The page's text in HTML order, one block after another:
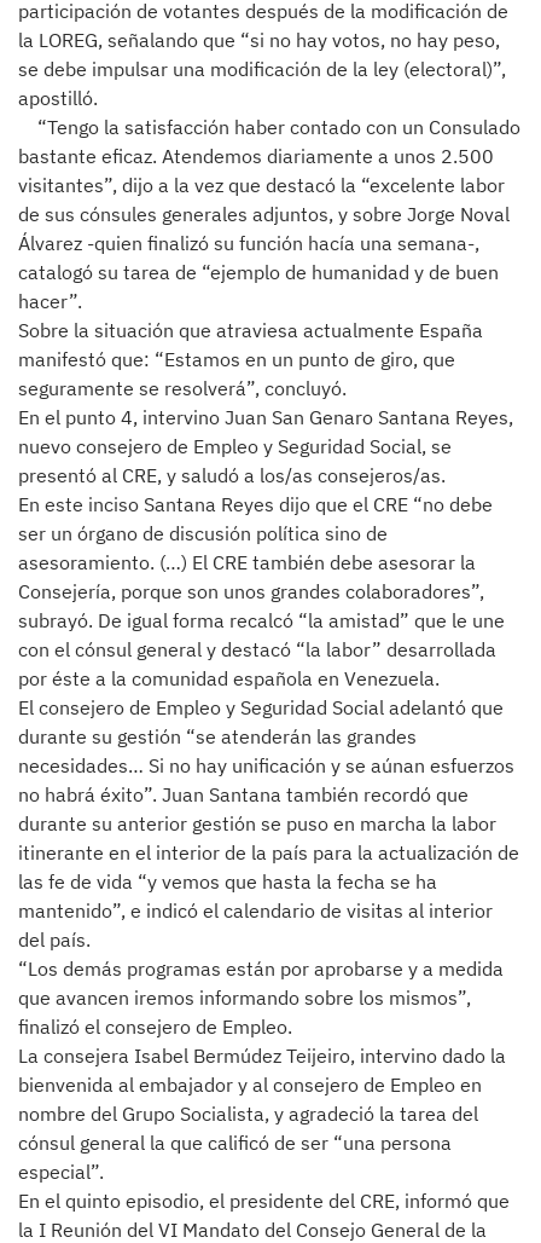
participación de votantes después de la modificación de
la LOREG, señalando que “si no hay votos, no hay peso,
se debe impulsar una modificación de la ley (electoral)”,
apostilló.
“Tengo la satisfacción haber contado con un Consulado
bastante eficaz. Atendemos diariamente a unos 2.500
visitantes”, dijo a la vez que destacó la “excelente labor
de sus cónsules generales adjuntos, y sobre Jorge Noval
Álvarez -quien finalizó su función hacía una semana-,
catalogó su tarea de “ejemplo de humanidad y de buen
hacer”.
Sobre la situación que atraviesa actualmente España
manifestó que: “Estamos en un punto de giro, que
seguramente se resolverá”, concluyó.
En el punto 4, intervino Juan San Genaro Santana Reyes,
nuevo consejero de Empleo y Seguridad Social, se
presentó al CRE, y saludó a los/as consejeros/as.
En este inciso Santana Reyes dijo que el CRE “no debe
ser un órgano de discusión política sino de
asesoramiento. (…) El CRE también debe asesorar la
Consejería, porque son unos grandes colaboradores”,
subrayó. De igual forma recalcó “la amistad” que le une
con el cónsul general y destacó “la labor” desarrollada
por éste a la comunidad española en Venezuela.
El consejero de Empleo y Seguridad Social adelantó que
durante su gestión “se atenderán las grandes
necesidades… Si no hay unificación y se aúnan esfuerzos
no habrá éxito”. Juan Santana también recordó que
durante su anterior gestión se puso en marcha la labor
itinerante en el interior de la país para la actualización de
las fe de vida “y vemos que hasta la fecha se ha
mantenido”, e indicó el calendario de visitas al interior
del país.
“Los demás programas están por aprobarse y a medida
que avancen iremos informando sobre los mismos”,
finalizó el consejero de Empleo.
La consejera Isabel Bermúdez Teijeiro, intervino dado la
bienvenida al embajador y al consejero de Empleo en
nombre del Grupo Socialista, y agradeció la tarea del
cónsul general la que calificó de ser “una persona
especial”.
En el quinto episodio, el presidente del CRE, informó que
la I Reunión del VI Mandato del Consejo General de la